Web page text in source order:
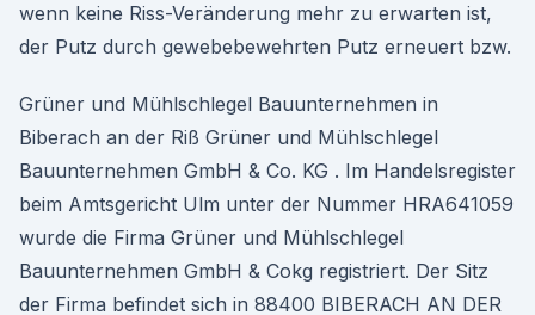
wenn keine Riss-Veränderung mehr zu erwarten ist,
der Putz durch gewebebewehrten Putz erneuert bzw.
Grüner und Mühlschlegel Bauunternehmen in
Biberach an der Riß Grüner und Mühlschlegel
Bauunternehmen GmbH & Co. KG . Im Handelsregister
beim Amtsgericht Ulm unter der Nummer HRA641059
wurde die Firma Grüner und Mühlschlegel
Bauunternehmen GmbH & Cokg registriert. Der Sitz
der Firma befindet sich in 88400 BIBERACH AN DER